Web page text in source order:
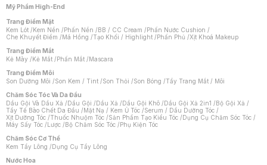
Mỹ Phẩm High-End
Trang Điểm Mặt
Kem Lót /Kem Nền /Phấn Nền /BB / CC Cream /Phấn Nước Cushion /
Che Khuyết Điểm /Má Hồng /Tạo Khối / Highlight /Phấn Phủ /Xịt Khoá Makeup
Trang Điểm Mắt
Kẻ Mày /Kẻ Mắt /Phấn Mắt /Mascara
Trang Điểm Môi
Son Dưỡng Môi /Son Kem / Tint /Son Thỏi /Son Bóng /Tẩy Trang Mắt / Môi
Chăm Sóc Tóc Và Da Đầu
Dầu Gội Và Dầu Xả /Dầu Gội /Dầu Xả /Dầu Gội Khô /Dầu Gội Xả 2in1 /Bộ Gội Xả /
Tẩy Tế Bào Chết Da Đầu /Mặt Nạ / Kem Ủ Tóc /Serum / Dầu Dưỡng Tóc /
Xịt Dưỡng Tóc /Thuốc Nhuộm Tóc /Sản Phẩm Tạo Kiểu Tóc /Dụng Cụ Chăm Sóc Tóc /
Máy Sấy Tóc /Lược /Bộ Chăm Sóc Tóc /Phụ Kiện Tóc
Chăm Sóc Cơ Thể
Kem Tẩy Lông /Dụng Cụ Tẩy Lông
Nước Hoa